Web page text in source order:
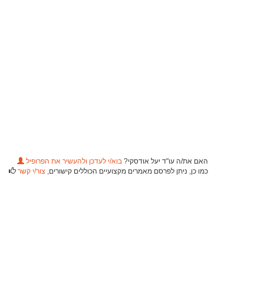
האם את/ה עו"ד יעל אודסקי? בוא/י לעדכן ולהעשיר את הפרופיל
כמו כן, ניתן לפרסם מאמרים מקצועיים הכוללים קישורים, צור/י קשר